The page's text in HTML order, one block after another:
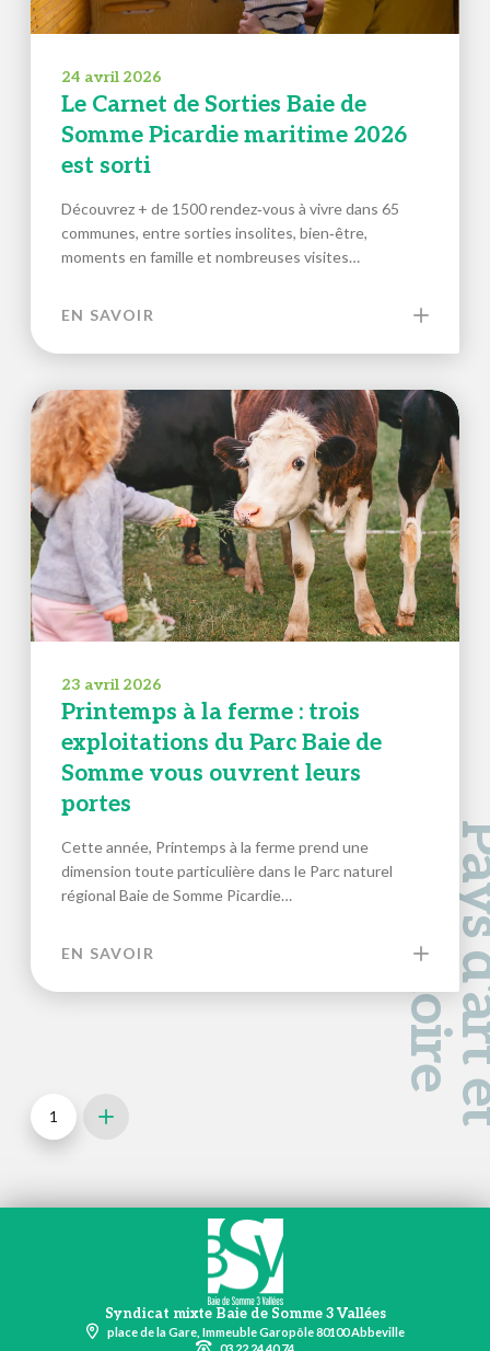
24 avril 2026
Le Carnet de Sorties Baie de
Somme Picardie maritime 2026
est sorti
Découvrez + de 1500 rendez‑vous à vivre dans 65
communes, entre sorties insolites, bien‑être,
moments en famille et nombreuses visites…
EN SAVOIR
23 avril 2026
Printemps à la ferme : trois
exploitations du Parc Baie de
Somme vous ouvrent leurs
portes
Cette année, Printemps à la ferme prend une
dimension toute particulière dans le Parc naturel
régional Baie de Somme Picardie…
EN SAVOIR
1 Next
a
d
e
Syndicat mixte Baie de Somme 3 Vallées
place de la Gare, Immeuble Garopôle 80100 Abbeville